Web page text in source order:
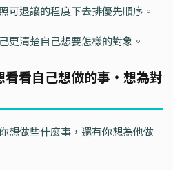
可退讓的程度下去排優先順序。
更清楚自己想要怎樣的對象。
看自己想做的事・想為對
想做些什麼事，還有你想為他做